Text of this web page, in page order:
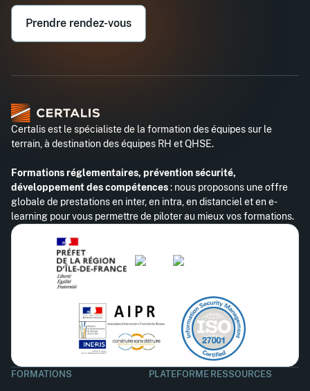
Prendre rendez-vous
Certalis est le spécialiste de la formation des équipes sur le
terrain, à destination des équipes RH et QHSE.
Formations réglementaires, prévention sécurité,
développement des compétences: nous proposons une offre
globale de prestations en inter, en intra, en distanciel et en e-
learning pour vous permettre de piloter au mieux vos formations.
FORMATIONS PLATEFORME RESSOURCES